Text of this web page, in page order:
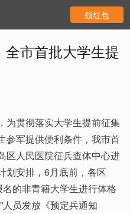
领红包
市首批大学生提
为贯彻落实大学生提前征集
参军提供便利条件，我市首
区人民医院征兵查体中心进
划安排，6月底前，各区
的非青籍大学生进行体格
人员发放《预定兵通知